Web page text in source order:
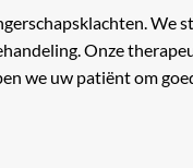
We
Onze
we uw patiënt om